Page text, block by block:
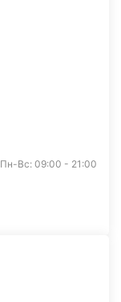
Пн-Вс: 09:00 - 21:00